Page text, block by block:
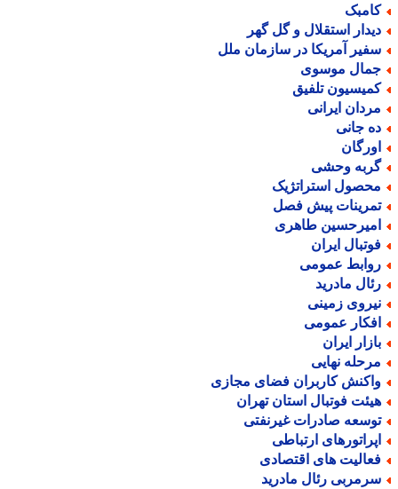
استقلال و گل گهر
آمریکا در سازمان ملل
موسوی
تلفیق
ایرانی
جانی
وحشی
استراتژیک
پیش فصل
طاهری
ایران
عمومی
مادرید
زمینی
عمومی
ایران
نهایی
کاربران فضای مجازی
فوتبال استان تهران
صادرات غیرنفتی
ارتباطی
های اقتصادی
رئال مادرید